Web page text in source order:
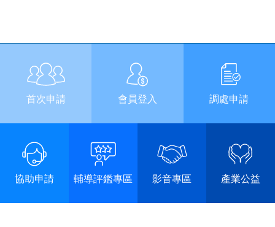
首次申請 會員登入 調處申請
協助申請 輔導評鑑專區 影音專區 產業公益